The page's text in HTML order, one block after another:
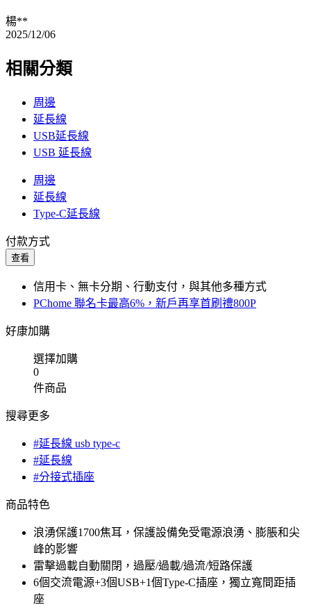
楊**
2025/12/06
相關分類
周邊
延長線
USB延長線
USB 延長線
周邊
延長線
Type-C延長線
付款方式
查看
信用卡、無卡分期、行動支付，與其他多種方式
PChome 聯名卡最高6%，新戶再享首刷禮800P
好康加購
選擇加購
0
件商品
搜尋更多
#延長線 usb type-c
#延長線
#分接式插座
商品特色
浪湧保護1700焦耳，保護設備免受電源浪湧、膨脹和尖
峰的影響
雷擊過載自動關閉，過壓/過載/過流/短路保護
6個交流電源+3個USB+1個Type-C插座，獨立寬間距插
座